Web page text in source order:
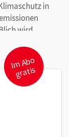
in
wird
an
mit
I
m
A
b
o
gr
atis